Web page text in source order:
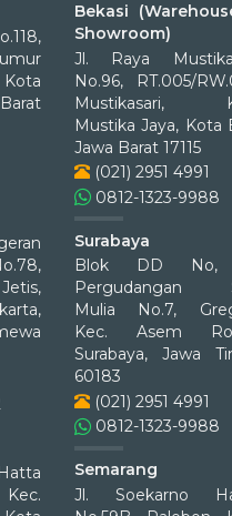
Bekasi
Showroom)
Jl. Raya
No.96, RT.005/
Mustikasari,
Mustika Jaya, Kota
Jawa Barat 17115
(021) 2951 4991
0812-1323-9988
Surabaya
Blok DD No,
Pergudangan
Mulia No.7,
Kec. Asem
Surabaya, Jawa
60183
(021) 2951 4991
0812-1323-9988
Semarang
Jl. Soekarno